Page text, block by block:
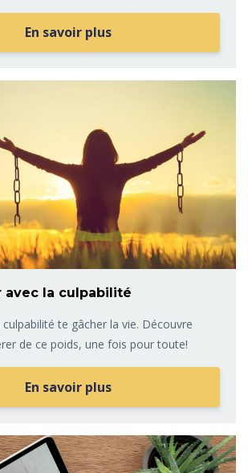
En savoir plus
avec la culpabilité
te gâcher la vie. Découvre
de ce poids, une fois pour toute!
En savoir plus